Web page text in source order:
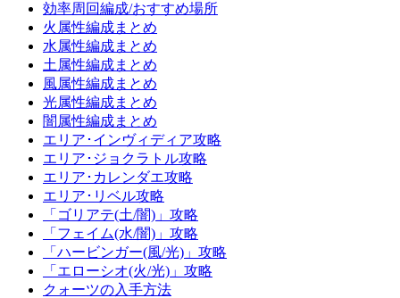
効率周回編成/おすすめ場所
火属性編成まとめ
水属性編成まとめ
土属性編成まとめ
風属性編成まとめ
光属性編成まとめ
闇属性編成まとめ
エリア･インヴィディア攻略
エリア･ジョクラトル攻略
エリア･カレンダエ攻略
エリア･リベル攻略
「ゴリアテ(土/闇)」攻略
「フェイム(水/闇)」攻略
「ハービンガー(風/光)」攻略
「エローシオ(火/光)」攻略
クォーツの入手方法